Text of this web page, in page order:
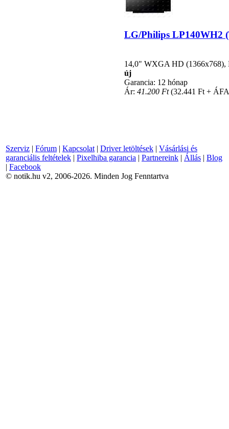
LG/Philips LP140WH2
14,0" WXGA HD (1366x768),
új
Garancia: 12 hónap
Ár: 41.200 Ft(32.441 Ft +
Szerviz | Fórum | Kapcsolat | Driver letöltések | Vásárlási és
garanciális feltételek | Pixelhiba garancia | Partnereink | Állás | Blog
| Facebook
© notik.hu v2, 2006-2026. Minden Jog Fenntartva